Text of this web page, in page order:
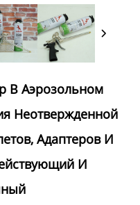
В Аэрозольном
Неотвержденной
Адаптеров И
И